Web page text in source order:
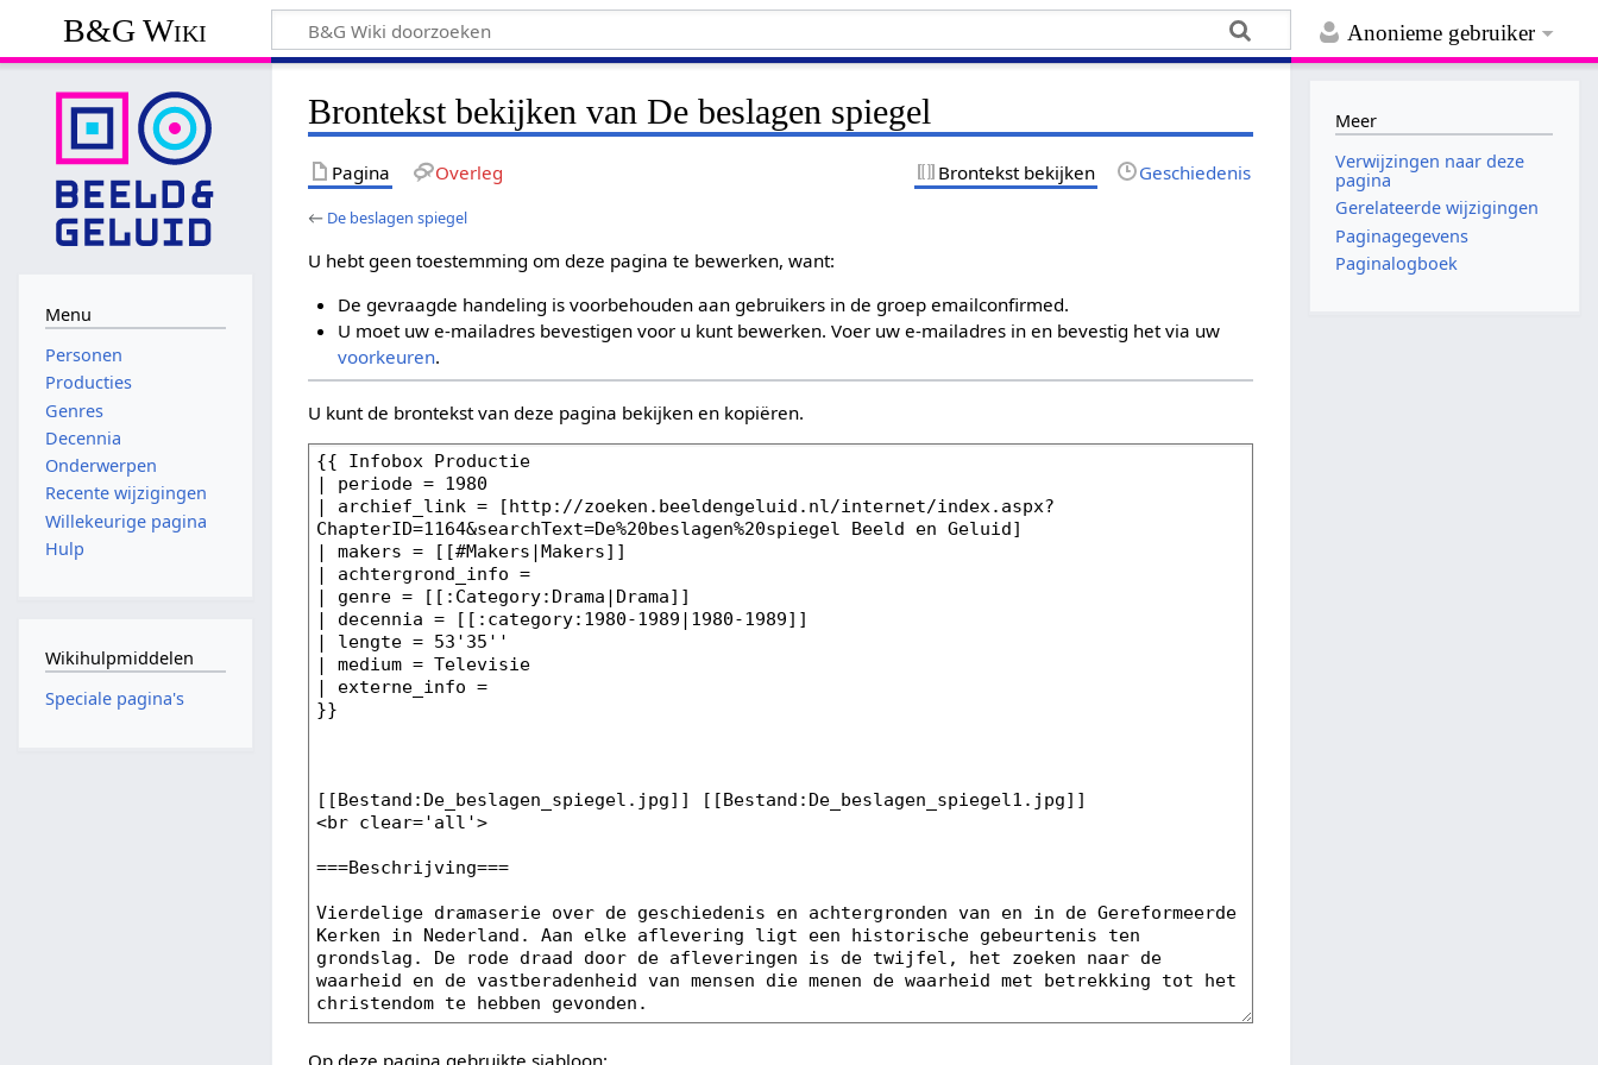
Anonieme gebruiker
B&G Wiki
Brontekst bekijken van De beslagen spiegel
Pagina Overleg Brontekst bekijken Geschiedenis
← De beslagen spiegel
U hebt geen toestemming om deze pagina te bewerken, want:
De gevraagde handeling is voorbehouden aan gebruikers in de groep emailconfirmed.
U moet uw e-mailadres bevestigen voor u kunt bewerken. Voer uw e-mailadres in en bevestig het via uw
voorkeuren.
U kunt de brontekst van deze pagina bekijken en kopiëren.
Op deze pagina gebruikte sjabloon:
Menu
Personen
Producties
Genres
Decennia
Onderwerpen
Recente wijzigingen
Willekeurige pagina
Hulp
Wikihulpmiddelen
Speciale pagina's
Meer
Verwijzingen naar deze
pagina
Gerelateerde wijzigingen
Paginagegevens
Paginalogboek